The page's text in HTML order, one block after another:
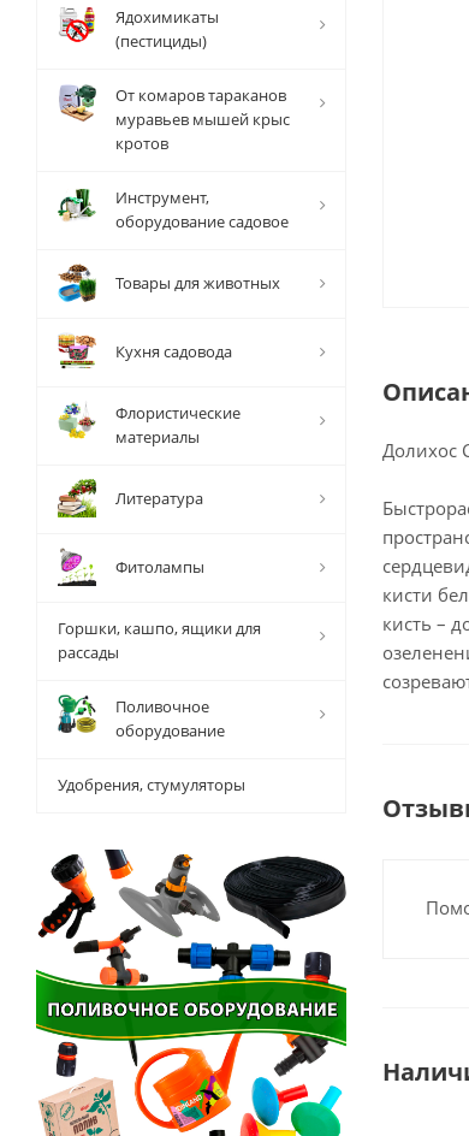
Долихос
кисти
кисть –
Ядохимикаты
(пестициды)
От комаров тараканов
муравьев мышей крыс
кротов
Инструмент,
оборудование садовое
Товары для животных
Кухня садовода
Флористические
материалы
Литература
Фитолампы
Горшки, кашпо, ящики для
рассады
Поливочное
оборудование
Удобрения, стумуляторы